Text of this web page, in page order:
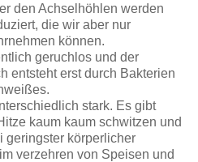
den Achselhöhlen werden
die wir aber nur
können.
geruchlos und der
entsteht erst durch Bakterien
stark. Es gibt
kaum kaum schwitzen und
geringster körperlicher
verzehren von Speisen und